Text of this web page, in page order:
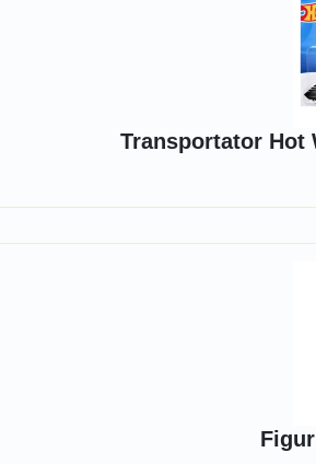
Transportator Hot